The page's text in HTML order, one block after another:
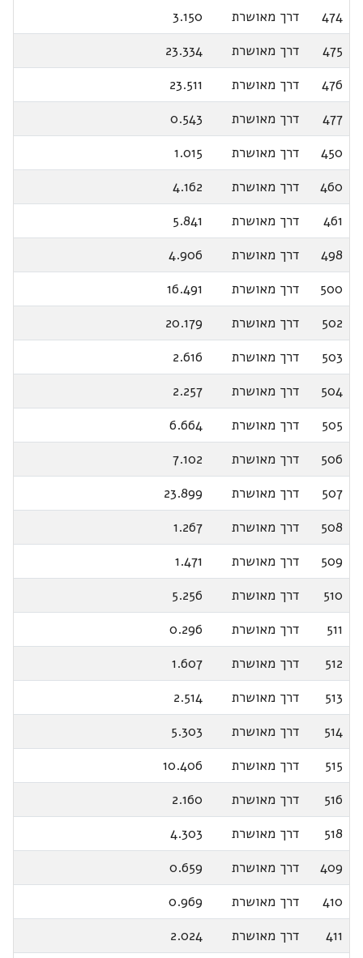
474 דרך מאושרת
3.150
475
דרך מאושרת
23.334
476
דרך מאושרת
23.511
477
דרך מאושרת
0.543
450
דרך מאושרת
1.015
460
דרך מאושרת
4.162
461
דרך מאושרת
5.841
498
דרך מאושרת
4.906
500
דרך מאושרת
16.491
502
דרך מאושרת
20.179
503
דרך מאושרת
2.616
504
דרך מאושרת
2.257
505
דרך מאושרת
6.664
506
דרך מאושרת
7.102
507
דרך מאושרת
23.899
508
דרך מאושרת
1.267
509
דרך מאושרת
1.471
510
דרך מאושרת
5.256
511
דרך מאושרת
0.296
512
דרך מאושרת
1.607
513
דרך מאושרת
2.514
514
דרך מאושרת
5.303
515
דרך מאושרת
10.406
516
דרך מאושרת
2.160
518
דרך מאושרת
4.303
409
דרך מאושרת
0.659
410
דרך מאושרת
0.969
411
דרך מאושרת
2.024